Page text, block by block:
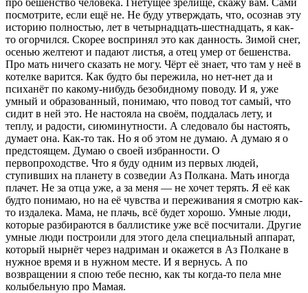
посмотрите, если ещё не. Не буду утверждать, что, осознав эту
историю полностью, лет в четырнадцать-шестнадцать, я как-
то огорчился. Скорее воспринял это как данность. Зимой снег,
осенью желтеют и падают листья, а отец умер от бешенства.
Про мать ничего сказать не могу. Чёрт её знает, что там у неё в
котелке варится. Как будто бы пережила, но нет-нет да и
психанёт по какому-нибудь безобидному поводу. И я, уже
умный и образованный, понимаю, что повод тот самый, что
сидит в ней это. Не настояла на своём, поддалась лету, и
теплу, и радости, сиюминутности. А следовало бы настоять,
думает она. Как-то так. Но я об этом не думаю. А думаю я о
предстоящем. Думаю о своей избранности. О
первопроходстве. Что я буду одним из первых людей,
ступивших на планету в созведии Аз Полкана. Мать иногда
плачет. Не за отца уже, а за меня — не хочет терять. Я её как
будто понимаю, но на её чувства и переживания я смотрю как-
то издалека. Мама, не плачь, всё будет хорошо. Умные люди,
которые разбираются в баллистике уже всё посчитали. Другие
умные люди построили для этого дела специальный аппарат,
который нырнёт через надриман и окажется в Аз Полкане в
нужное время и в нужном месте. И я вернусь. А по
возвращении я спою тебе песню, как ты когда-то пела мне
колыбельную про Мамая.